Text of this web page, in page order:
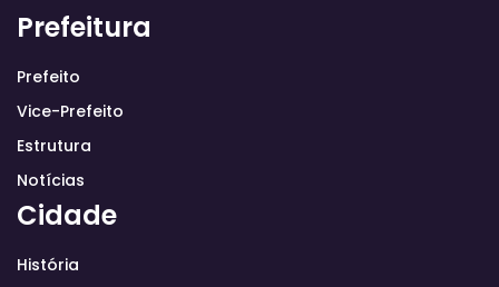
Prefeitura
Prefeito
Vice-Prefeito
Estrutura
Notícias
Cidade
História